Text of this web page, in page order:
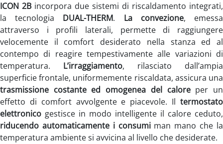
ICON 2B incorpora due sistemi di riscaldamento integrati,
la tecnologia DUAL-THERM. La convezione, emessa
attraverso i profili laterali, permette di raggiungere
velocemente il comfort desiderato nella stanza ed al
contempo di reagire tempestivamente alle variazioni di
temperatura. L’irraggiamento, rilasciato dall’ampia
superficie frontale, uniformemente riscaldata, assicura una
trasmissione costante ed omogenea del caloreper un
effetto di comfort avvolgente e piacevole. Il termostato
elettronico gestisce in modo intelligente il calore ceduto,
riducendo automaticamente i consumiman mano che la
temperatura ambiente si avvicina al livello che desiderate.